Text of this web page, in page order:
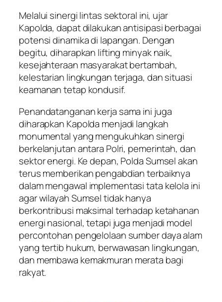
Melalui sinergi lintas sektoral ini, ujar
Kapolda, dapat dilakukan antisipasi berbagai
potensi dinamika di lapangan. Dengan
begitu, diharapkan lifting minyak naik,
kesejahteraan masyarakat bertambah,
kelestarian lingkungan terjaga, dan situasi
keamanan tetap kondusif.
Penandatanganan kerja sama ini juga
diharapkan Kapolda menjadi langkah
monumental yang mengukuhkan sinergi
berkelanjutan antara Polri, pemerintah, dan
sektor energi. Ke depan, Polda Sumsel akan
terus memberikan pengabdian terbaiknya
dalam mengawal implementasi tata kelola ini
agar wilayah Sumsel tidak hanya
berkontribusi maksimal terhadap ketahanan
energi nasional, tetapi juga menjadi model
percontohan pengelolaan sumber daya alam
yang tertib hukum, berwawasan lingkungan,
dan membawa kemakmuran merata bagi
rakyat.